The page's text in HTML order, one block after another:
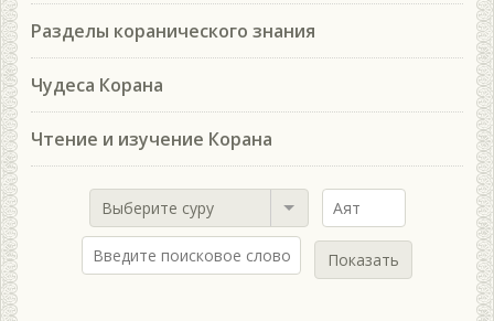
Разделы коранического знания
Чудеса Корана
Чтение и изучение Корана
Выберите суру
Показать